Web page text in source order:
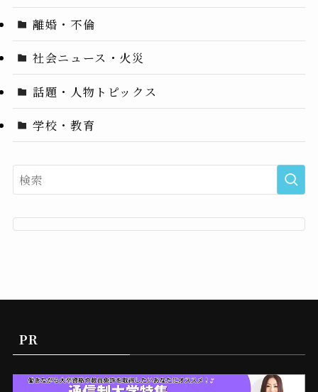
離婚・不倫
社会ニュース・火災
話題・人物トピックス
学校・教育
PR